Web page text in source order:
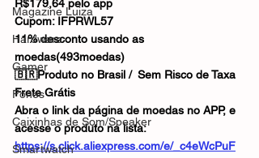
Magazine Luiza
Hardware
Gamer
Fones
Caixinhas de Som/Speaker
Smartwatch
R$179,64 pelo app
Cupom: IFPRWL57
11% desconto usando as
moedas(493moedas)
🇧🇷Produto no Brasil / Sem Risco de Taxa
Frete Grátis
Abra o link da página de moedas no APP, e
acesse o produto na lista:
https://s.click.aliexpress.com/e/_c4eWcPuF